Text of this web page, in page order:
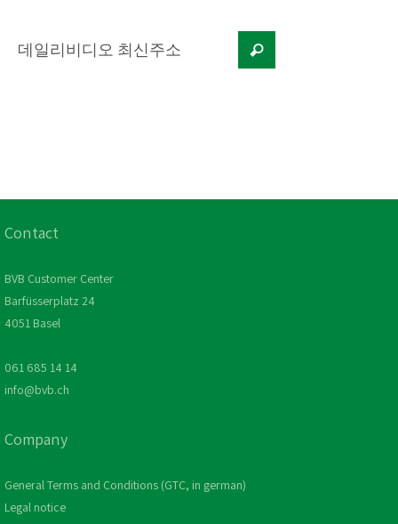
Contact
BVB Customer Center
Barfüsserplatz 24
4051 Basel
061 685 14 14
info@bvb.ch
Company
General Terms and Conditions (GTC, in german)
Legal notice